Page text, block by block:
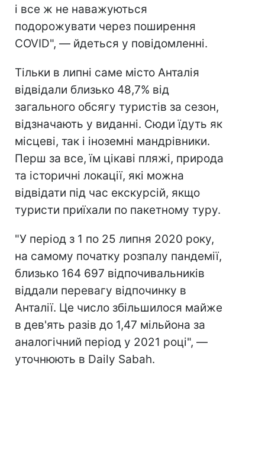
і все ж не наважуються
подорожувати через поширення
COVID", — йдеться у повідомленні.
Тільки в липні саме місто Анталія
відвідали близько 48,7% від
загального обсягу туристів за сезон,
відзначають у виданні. Сюди їдуть як
місцеві, так і іноземні мандрівники.
Перш за все, їм цікаві пляжі, природа
та історичні локації, які можна
відвідати під час екскурсій, якщо
туристи приїхали по пакетному туру.
"У період з 1 по 25 липня 2020 року,
на самому початку розпалу пандемії,
близько 164 697 відпочивальників
віддали перевагу відпочинку в
Анталії. Це число збільшилося майже
в дев'ять разів до 1,47 мільйона за
аналогічний період у 2021 році", —
уточнюють в Daily Sabah.